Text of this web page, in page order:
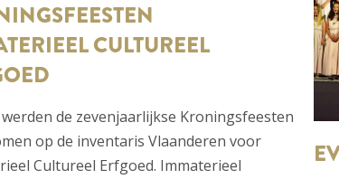
CULTUREEL
de zevenjaarlijkse Kroningsfeesten
op de inventaris Vlaanderen voor
Cultureel Erfgoed. Immaterieel